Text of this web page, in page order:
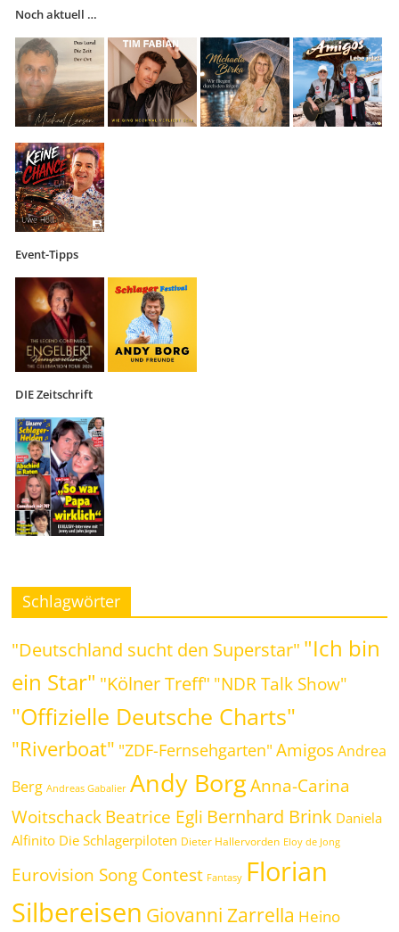
Noch aktuell …
Event-Tipps
DIE Zeitschrift
Schlagwörter
"Deutschland sucht den Superstar" "Ich bin
ein Star" "Kölner Treff" "NDR Talk Show"
"Offizielle Deutsche Charts"
"Riverboat" "ZDF-Fernsehgarten" Amigos Andrea
Berg Andreas Gabalier Andy Borg Anna-Carina
WoitschackBeatrice Egli Bernhard Brink Daniela
Alfinito Die Schlagerpiloten Dieter Hallervorden Eloy de Jong
Eurovision Song Contest Fantasy Florian
Silbereisen Giovanni Zarrella Heino